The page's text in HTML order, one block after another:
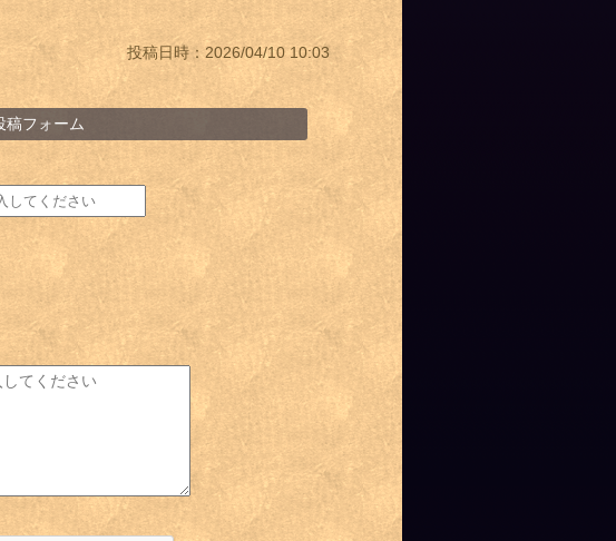
投稿日時：2026/04/10 10:03
稿フォーム